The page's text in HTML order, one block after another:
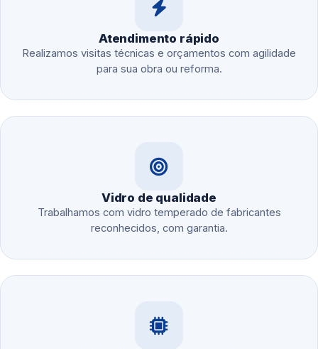
Atendimento rápido
Realizamos visitas técnicas e orçamentos com agilidade
para sua obra ou reforma.
Vidro de qualidade
Trabalhamos com vidro temperado de fabricantes
reconhecidos, com garantia.